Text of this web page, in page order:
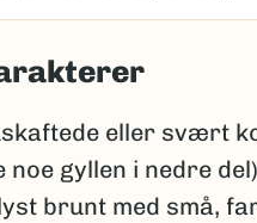
eller svært
noe gyllen i nedre
brunt med små,